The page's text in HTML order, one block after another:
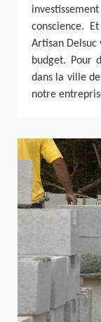
conscience.
Artisan Delsuc
budget. Pour
dans la ville
notre